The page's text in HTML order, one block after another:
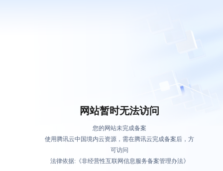
网站暂时无法访问
您的网站未完成备案
使用腾讯云中国境内云资源，需在腾讯云完成备案后，方
可访问
法律依据:《非经营性互联网信息服务备案管理办法》